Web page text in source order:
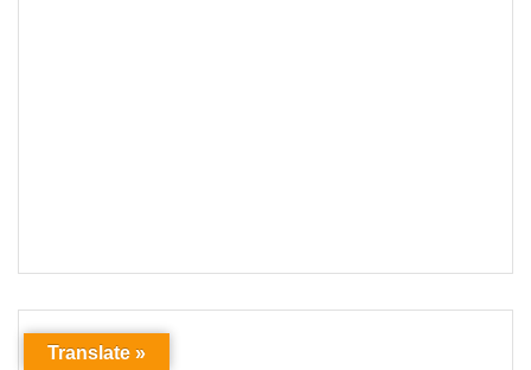
Translate »